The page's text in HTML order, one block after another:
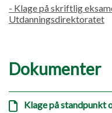
- Klage på skriftlig
Utdanningsdirektoratet
Dokumenter
Klage på standpunkt